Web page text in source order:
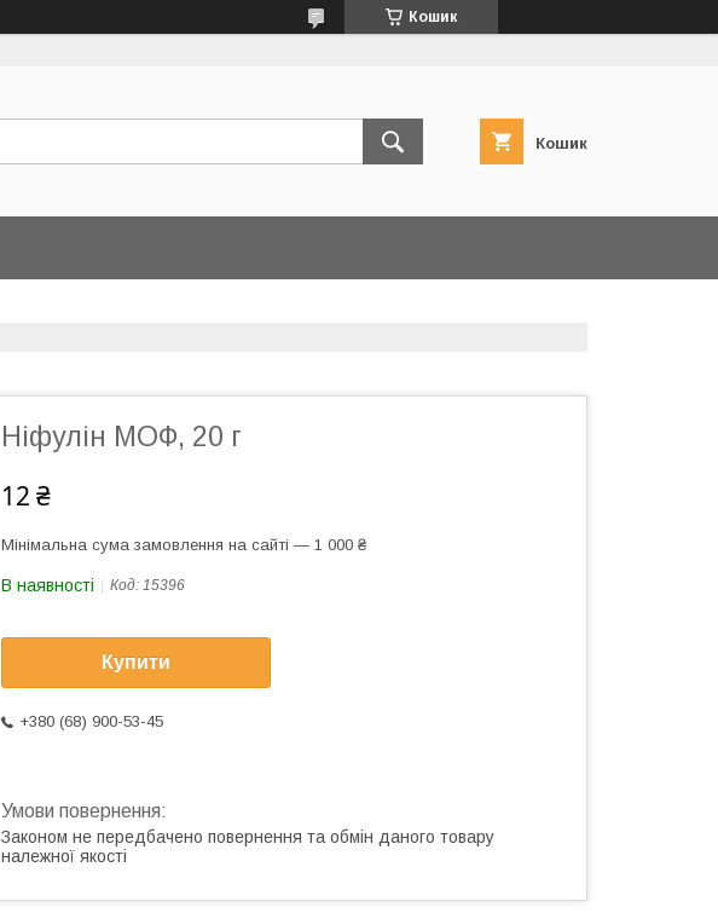
Кошик
Кошик
Ніфулін МОФ, 20 г
12 ₴
Мінімальна сума замовлення на сайті — 1 000 ₴
В наявності Код: 15396
Купити
+380 (68) 900-53-45
Законом не передбачено повернення та обмін даного товару
належної якості